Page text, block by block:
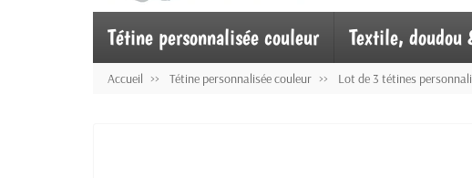
Tétine personnalisée couleur Textile, doudou
Accueil Tétine personnalisée couleur Lot de 3 tétines